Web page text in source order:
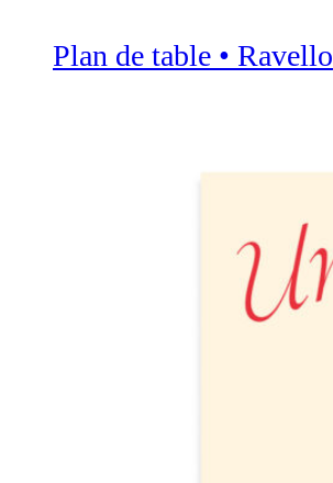
Plan de table • Ravello